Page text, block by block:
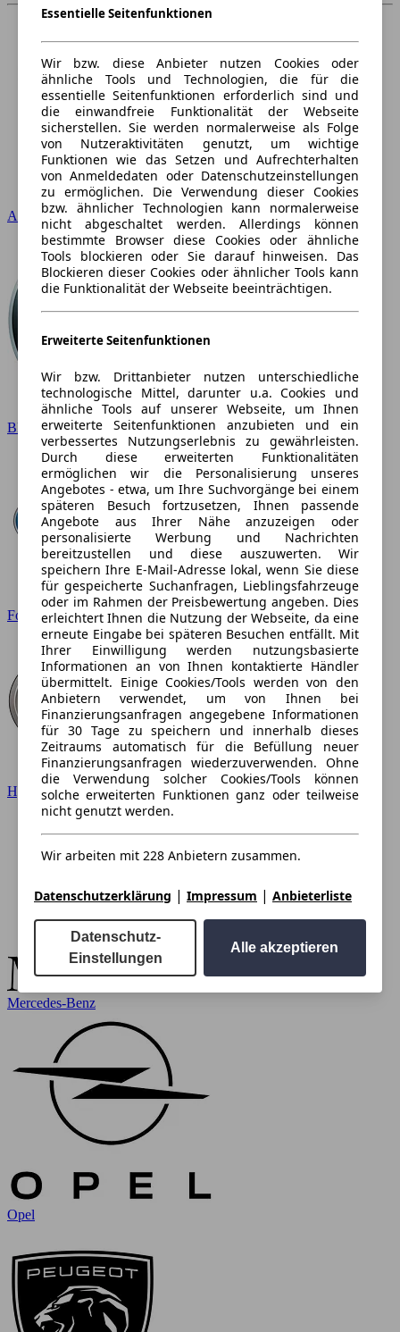
Audi
BMW
Ford
Hyundai
Mercedes-Benz
Opel
Essentielle Seitenfunktionen
Wir bzw. diese Anbieter nutzen Cookies oder
ähnliche Tools und Technologien, die für die
essentielle Seitenfunktionen erforderlich sind und
die einwandfreie Funktionalität der Webseite
sicherstellen. Sie werden normalerweise als Folge
von Nutzeraktivitäten genutzt, um wichtige
Funktionen wie das Setzen und Aufrechterhalten
von Anmeldedaten oder Datenschutzeinstellungen
zu ermöglichen. Die Verwendung dieser Cookies
bzw. ähnlicher Technologien kann normalerweise
nicht abgeschaltet werden. Allerdings können
bestimmte Browser diese Cookies oder ähnliche
Tools blockieren oder Sie darauf hinweisen. Das
Blockieren dieser Cookies oder ähnlicher Tools kann
die Funktionalität der Webseite beeinträchtigen.
Erweiterte Seitenfunktionen
Wir bzw. Drittanbieter nutzen unterschiedliche
technologische Mittel, darunter u.a. Cookies und
ähnliche Tools auf unserer Webseite, um Ihnen
erweiterte Seitenfunktionen anzubieten und ein
verbessertes Nutzungserlebnis zu gewährleisten.
Durch diese erweiterten Funktionalitäten
ermöglichen wir die Personalisierung unseres
Angebotes - etwa, um Ihre Suchvorgänge bei einem
späteren Besuch fortzusetzen, Ihnen passende
Angebote aus Ihrer Nähe anzuzeigen oder
personalisierte Werbung und Nachrichten
bereitzustellen und diese auszuwerten. Wir
speichern Ihre E-Mail-Adresse lokal, wenn Sie diese
für gespeicherte Suchanfragen, Lieblingsfahrzeuge
oder im Rahmen der Preisbewertung angeben. Dies
erleichtert Ihnen die Nutzung der Webseite, da eine
erneute Eingabe bei späteren Besuchen entfällt. Mit
Ihrer Einwilligung werden nutzungsbasierte
Informationen an von Ihnen kontaktierte Händler
übermittelt. Einige Cookies/Tools werden von den
Anbietern verwendet, um von Ihnen bei
Finanzierungsanfragen angegebene Informationen
für 30 Tage zu speichern und innerhalb dieses
Zeitraums automatisch für die Befüllung neuer
Finanzierungsanfragen wiederzuverwenden. Ohne
die Verwendung solcher Cookies/Tools können
solche erweiterten Funktionen ganz oder teilweise
nicht genutzt werden.
Wir arbeiten mit 228 Anbietern zusammen.
Datenschutzerklärung | Impressum | Anbieterliste
Datenschutz-
Einstellungen
Alle akzeptieren